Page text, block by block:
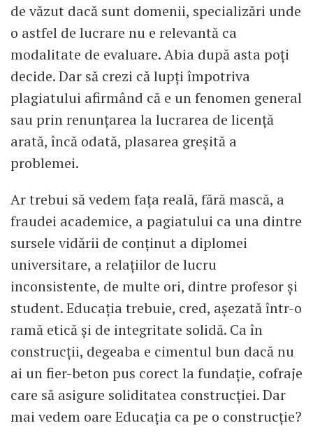
de văzut dacă sunt domenii, specializări unde
o astfel de lucrare nu e relevantă ca
modalitate de evaluare. Abia după asta poți
decide. Dar să crezi că lupți împotriva
plagiatului afirmând că e un fenomen general
sau prin renunțarea la lucrarea de licență
arată, încă odată, plasarea greșită a
problemei.
Ar trebui să vedem fața reală, fără mască, a
fraudei academice, a pagiatului ca una dintre
sursele vidării de conținut a diplomei
universitare, a relațiilor de lucru
inconsistente, de multe ori, dintre profesor și
student. Educația trebuie, cred, așezată într-o
ramă etică și de integritate solidă. Ca în
construcții, degeaba e cimentul bun dacă nu
ai un fier-beton pus corect la fundație, cofraje
care să asigure soliditatea construcției. Dar
mai vedem oare Educația ca pe o construcție?